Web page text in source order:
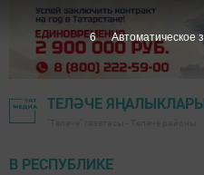
ТЕЛӘЧЕ
В РЕСПУБЛИКЕ
5 Автоматическое